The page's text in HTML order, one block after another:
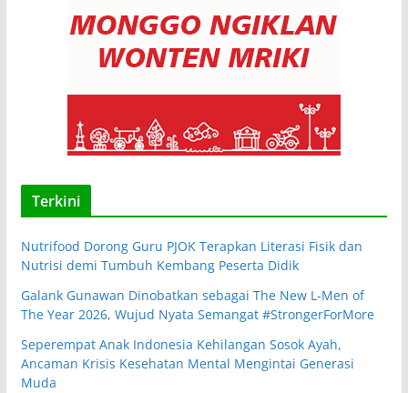
Terkini
Nutrifood Dorong Guru PJOK Terapkan Literasi Fisik dan
Nutrisi demi Tumbuh Kembang Peserta Didik
Galank Gunawan Dinobatkan sebagai The New L-Men of
The Year 2026, Wujud Nyata Semangat #StrongerForMore
Seperempat Anak Indonesia Kehilangan Sosok Ayah,
Ancaman Krisis Kesehatan Mental Mengintai Generasi
Muda